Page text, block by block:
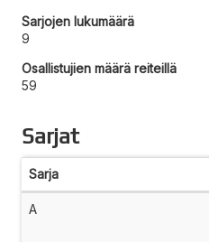
Sarjojen lukumäärä
9
Osallistujien määrä reiteillä
59
Sarjat
Sarja
A